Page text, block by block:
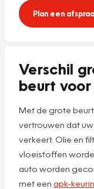
Plan een
Verschil
beurt
Met de grote
vertrouwen dat
verkeert. Olie en
vloeistoffen
auto worden
met een apk-